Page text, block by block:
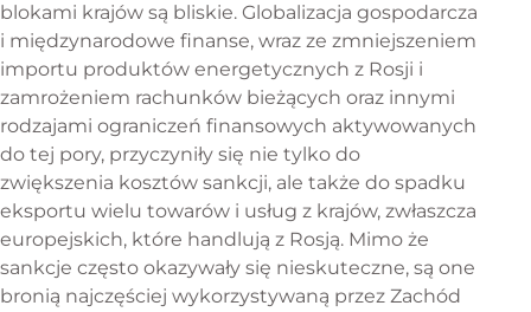
blokami krajów są bliskie. Globalizacja gospodarcza
i międzynarodowe finanse, wraz ze zmniejszeniem
importu produktów energetycznych z Rosji i
zamrożeniem rachunków bieżących oraz innymi
rodzajami ograniczeń finansowych aktywowanych
do tej pory, przyczyniły się nie tylko do
zwiększenia kosztów sankcji, ale także do spadku
eksportu wielu towarów i usług z krajów, zwłaszcza
europejskich, które handlują z Rosją. Mimo że
sankcje często okazywały się nieskuteczne, są one
bronią najczęściej wykorzystywaną przez Zachód